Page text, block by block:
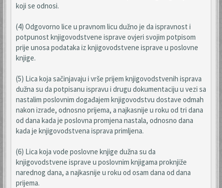
koji se odnosi.
(4) Odgovorno lice u pravnom licu dužno je da ispravnost i
potpunost knjigovodstvene isprave ovjeri svojim potpisom
prije unosa podataka iz knjigovodstvene isprave u poslovne
knjige.
(5) Lica koja sačinjavaju i vrše prijem knjigovodstvenih isprava
dužna su da potpisanu ispravu i drugu dokumentaciju u vezi sa
nastalim poslovnim događajem knjigovodstvu dostave odmah
nakon izrade, odnosno prijema, a najkasnije u roku od tri dana
od dana kada je poslovna promjena nastala, odnosno dana
kada je knjigovodstvena isprava primljena.
(6) Lica koja vode poslovne knjige dužna su da
knjigovodstvene isprave u poslovnim knjigama proknjiže
narednog dana, a najkasnije u roku od osam dana od dana
prijema.